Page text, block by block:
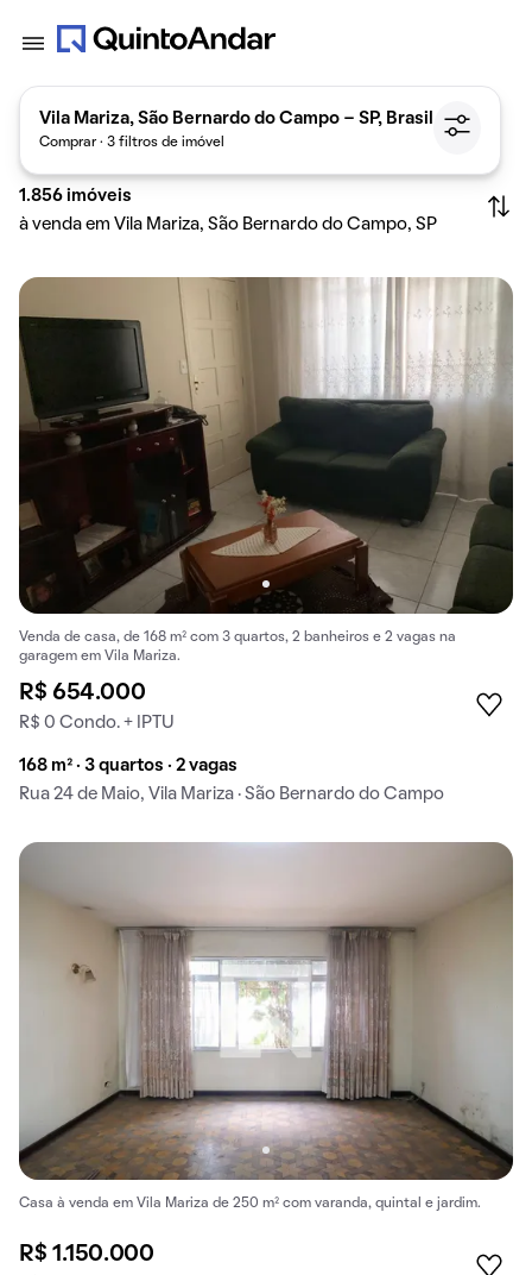
Vila Mariza, São Bernardo do Campo - SP, Brasil
Comprar · 3 filtros de imóvel
1.856 imóveis
à venda em Vila Mariza, São Bernardo do Campo, SP
Venda de casa, de 168 m² com 3 quartos, 2 banheiros e 2 vagas na
garagem em Vila Mariza.
R$ 654.000
R$ 0 Condo. + IPTU
168 m² · 3 quartos · 2 vagas
Rua 24 de Maio, Vila Mariza · São Bernardo do Campo
Casa à venda em Vila Mariza de 250 m² com varanda, quintal e jardim.
R$ 1.150.000